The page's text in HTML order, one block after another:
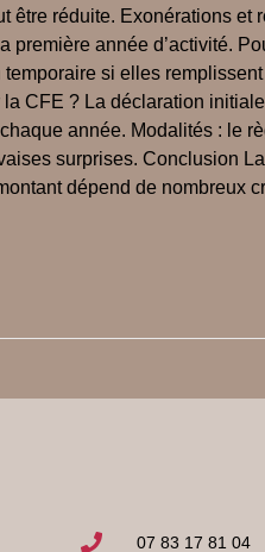
réduite. Exonérations
année d’activité.
si elles
CFE ? La déclaration
année. Modalités : le
surprises. Conclusion
dépend de
07 83 17 81 04